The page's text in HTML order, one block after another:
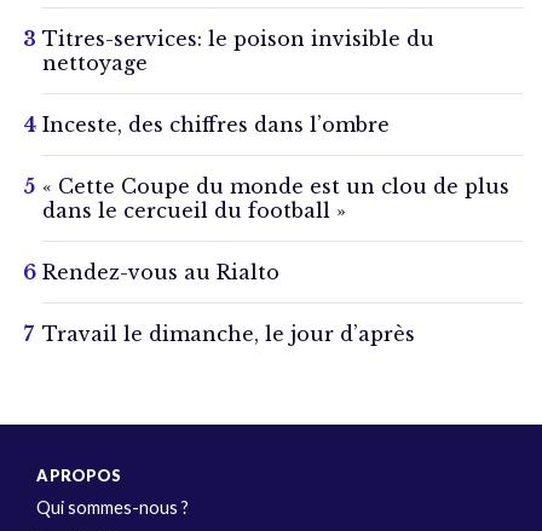
Titres-services: le poison invisible du
nettoyage
Inceste, des chiffres dans l’ombre
« Cette Coupe du monde est un clou de plus
dans le cercueil du football »
Rendez-vous au Rialto
Travail le dimanche, le jour d’après
A PROPOS
Qui sommes-nous ?